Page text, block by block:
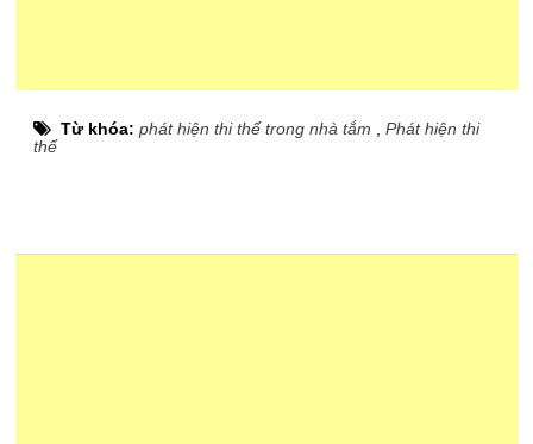
Từ khóa:phát hiện thi thể trong nhà tắm ,Phát hiện thi
thể